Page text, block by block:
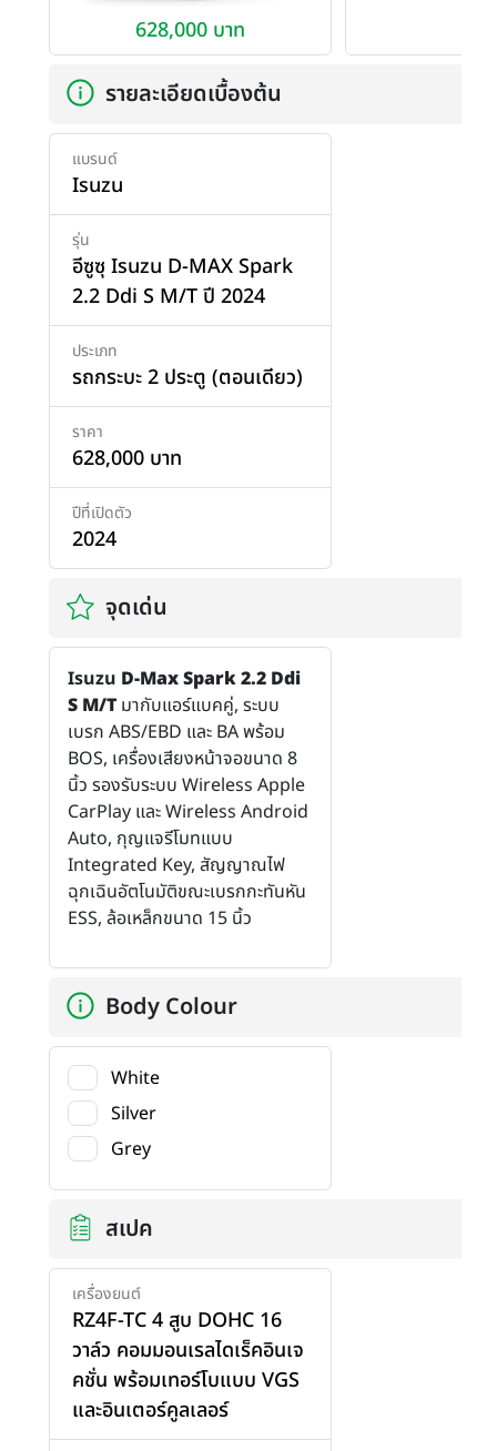
628,000 บาท
รายละเอียดเบื้องต้น
แบรนด์
Isuzu
รุ่น
อีซูซุ Isuzu D-MAX Spark
2.2 Ddi S M/T ปี 2024
ประเภท
รถกระบะ 2 ประตู (ตอนเดียว)
ราคา
628,000 บาท
ปีที่เปิดตัว
2024
จุดเด่น
Isuzu D-Max Spark 2.2 Ddi
S M/T มากับแอร์แบคคู่, ระบบ
เบรก ABS/EBD และ BA พร้อม
BOS, เครื่องเสียงหน้าจอขนาด 8
นิ้ว รองรับระบบ Wireless Apple
CarPlay และ Wireless Android
Auto, กุญแจรีโมทแบบ
Integrated Key, สัญญาณไฟ
ฉุกเฉินอัตโนมัติขณะเบรกกะทันหัน
ESS, ล้อเหล็กขนาด 15 นิ้ว
Body Colour
White
Silver
Grey
สเปค
เครื่องยนต์
RZ4F-TC 4 สูบ DOHC 16
วาล์ว คอมมอนเรลไดเร็คอินเจ
คชั่น พร้อมเทอร์โบแบบ VGS
และอินเตอร์คูลเลอร์